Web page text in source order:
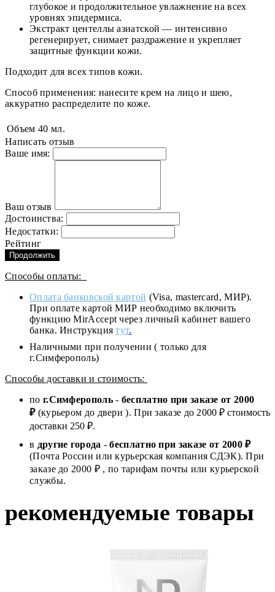
глубокое и продолжительное увлажнение на всех
уровнях эпидермиса.
Экстракт центеллы азиатской — интенсивно
регенерирует, снимает раздражение и укрепляет
защитные функции кожи.
Подходит для всех типов кожи.
Способ применения: нанесите крем на лицо и шею,
аккуратно распределите по коже.
Объем 40 мл.
Написать отзыв
Ваше имя:
Ваш отзыв
Достоинства:
Недостатки:
Рейтинг
Продолжить
Способы оплаты:
Оплата банковской картой (Visa, mastercard, МИР).
При оплате картой МИР необходимо включить
функцию MirAccept через личный кабинет вашего
банка. Инструкциятут.
Наличными при получении ( только для
г.Симферополь)
Способы доставки и стоимость:
по г.Симферополь- бесплатно при заказе от 2000
₽(курьером до двери ). При заказе до 2000 ₽ стоимость
доставки 250 ₽.
в другие города -бесплатно при заказе от 2000 ₽
(Почта России или курьерская компания СДЭК). При
заказе до 2000 ₽ , по тарифам почты или курьерской
службы.
рекомендуемые товары